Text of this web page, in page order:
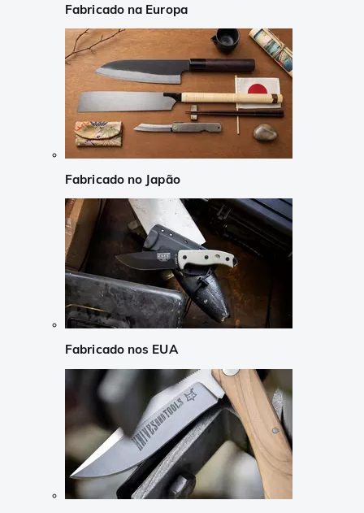
Fabricado na Europa
Fabricado no Japão
Fabricado nos EUA